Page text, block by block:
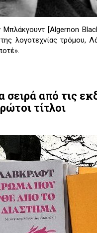
Μπλάκγουντ [Algernon
λογοτεχνίας τρόμου,
σειρά από τις
τίτλοι